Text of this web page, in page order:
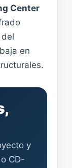
Center
en
y
CD-